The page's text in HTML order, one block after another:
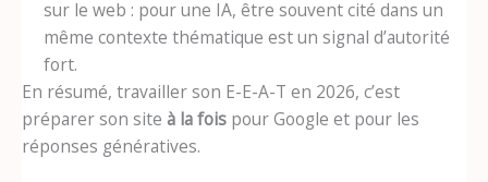
sur le web : pour une IA, être souvent cité dans un
même contexte thématique est un signal d’autorité
fort.
En résumé, travailler son E-E-A-T en 2026, c’est
préparer son site à la fois pour Google et pour les
réponses génératives.